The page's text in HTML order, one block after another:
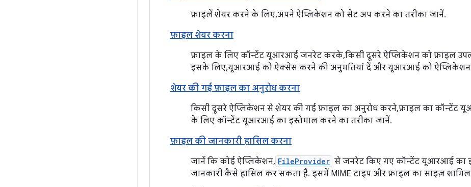
फ़ाइलें शेयर करने के लिए, अपने ऐप्लिकेशन को सेट अप करने का तरीका जानें.
फ़ाइल शेयर करना
फ़ाइल के लिए कॉन्टेंट यूआरआई जनरेट करके, किसी दूसरे ऐप्लिकेशन को फ़ाइल
इसके लिए, यूआरआई को ऐक्सेस करने की अनुमतियां दें और यूआरआई को
शेयर की गई फ़ाइल का अनुरोध करना
किसी दूसरे ऐप्लिकेशन से शेयर की गई फ़ाइल का अनुरोध करने, फ़ाइल का कॉन्टेंट
के लिए कॉन्टेंट यूआरआई का इस्तेमाल करने का तरीका जानें.
फ़ाइल की जानकारी हासिल करना
जानें कि कोई ऐप्लिकेशन, FileProvider से जनरेट किए गए कॉन्टेंट यूआरआई का
जानकारी कैसे हासिल कर सकता है. इसमें MIME टाइप और फ़ाइल का साइज़